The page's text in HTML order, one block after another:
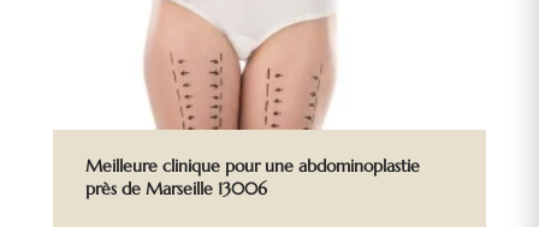
Meilleure clinique pour une abdominoplastie
près de Marseille 13006